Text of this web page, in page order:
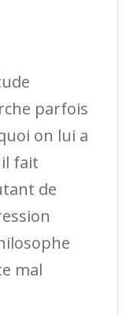
parfois
on lui a
fait
de
mal